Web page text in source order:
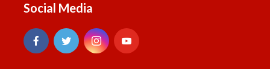
Social Media